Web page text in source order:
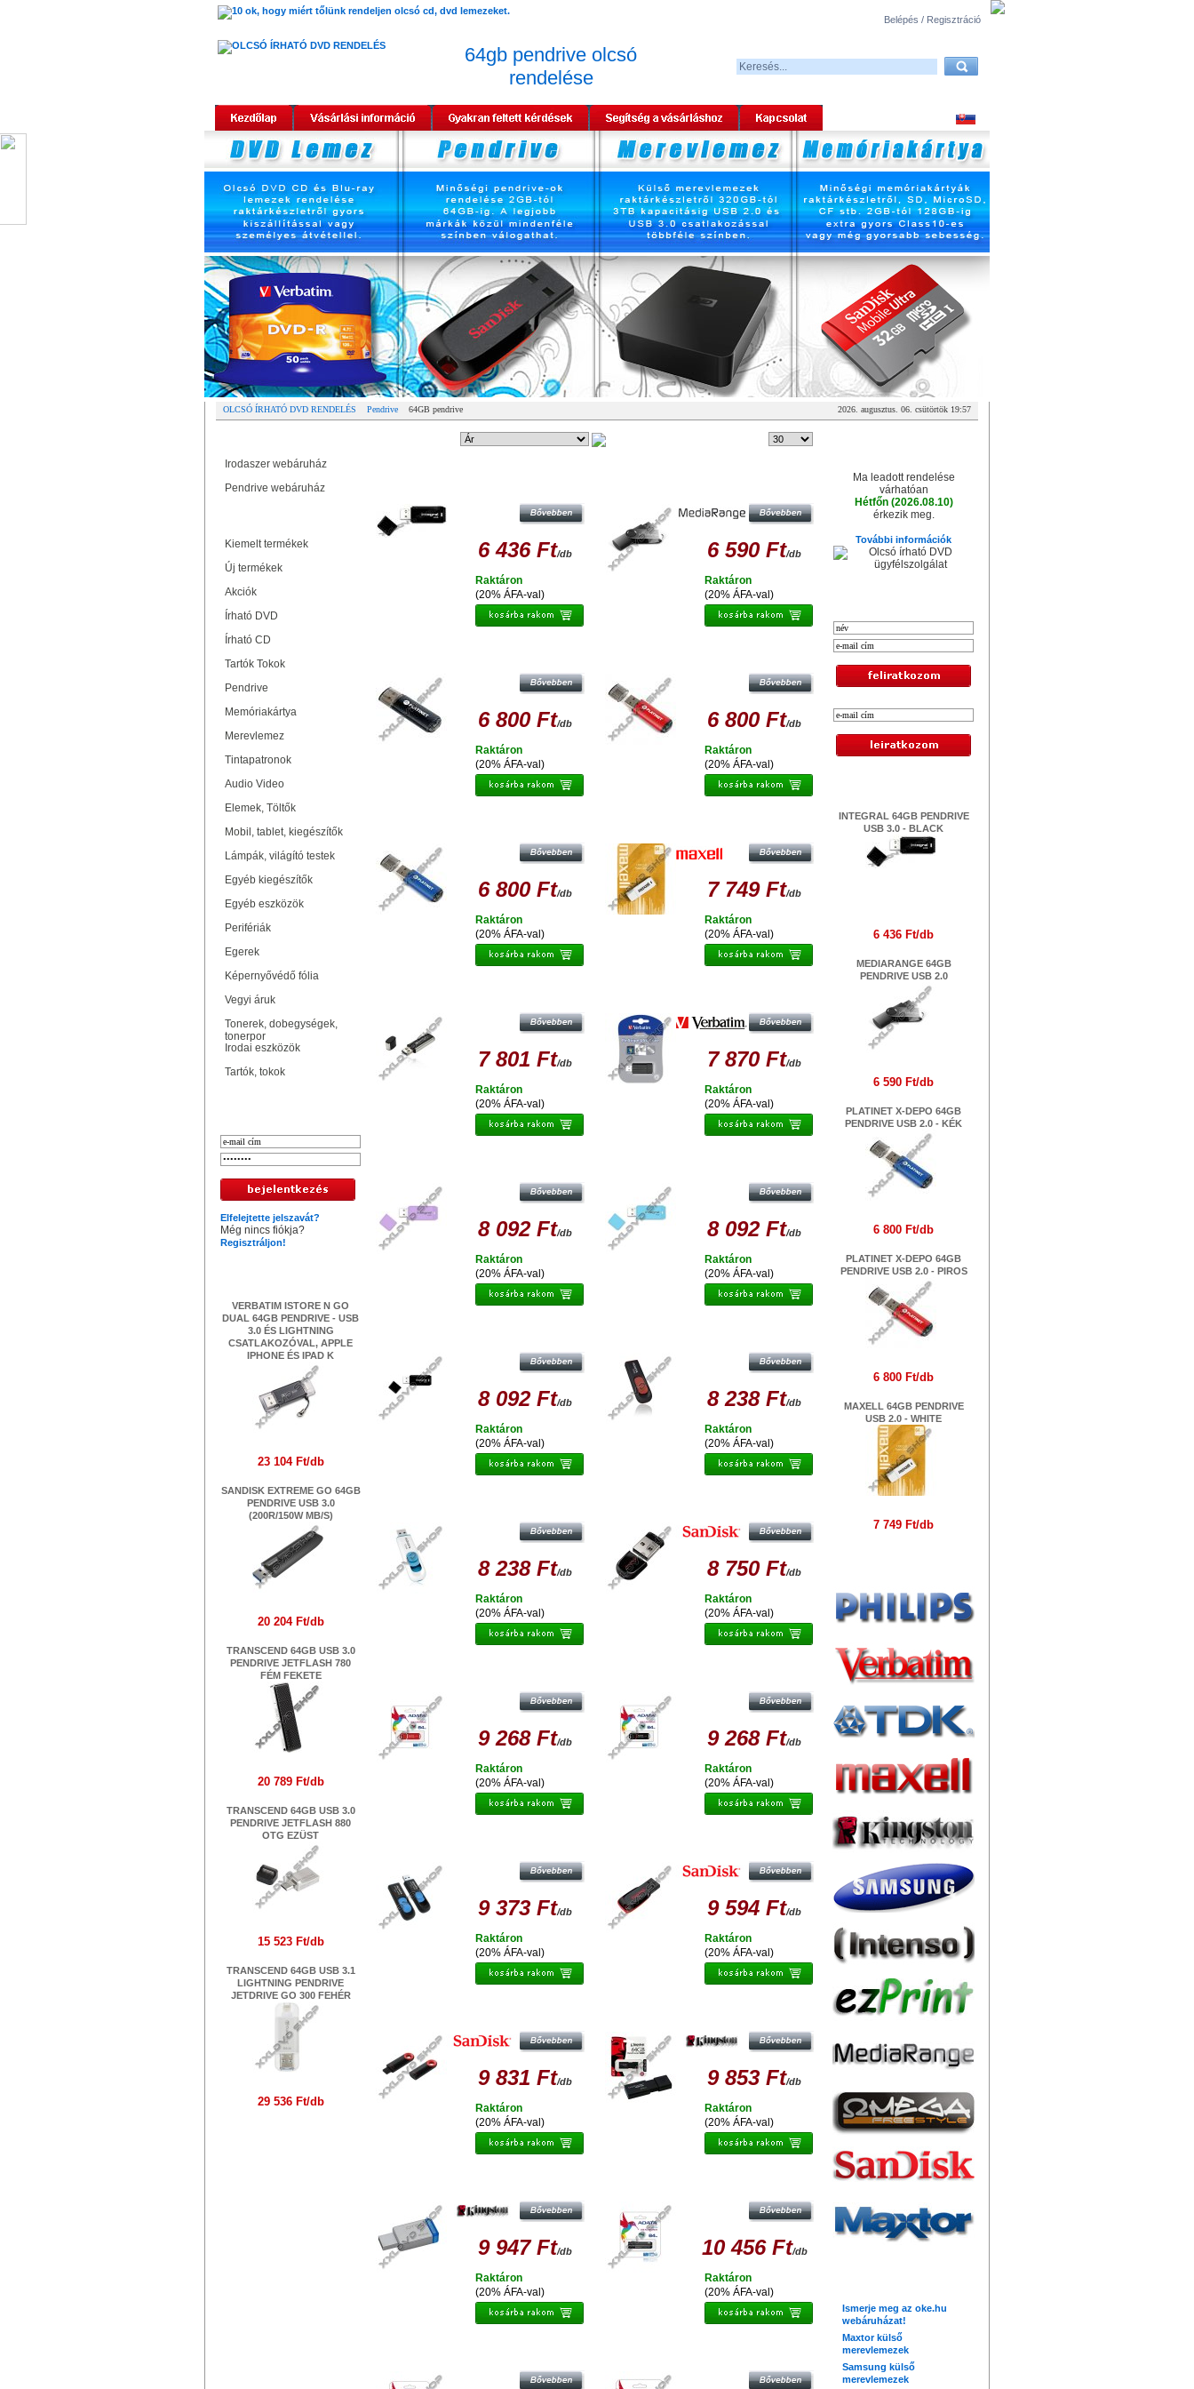
Belépés / Regisztráció
64gb pendrive olcsó
rendelése
OLCSÓ ÍRHATÓ DVD RENDELÉS Pendrive 64GB pendrive 2026. augusztus. 06. csütörtök 19:57
Irodaszer webáruház
Pendrive webáruház
Kiemelt termékek
Új termékek
Akciók
Írható DVD
Írható CD
Tartók Tokok
Pendrive
Memóriakártya
Merevlemez
Tintapatronok
Audio Video
Elemek, Töltők
Mobil, tablet, kiegészítők
Lámpák, világító testek
Egyéb kiegészítők
Egyéb eszközök
Perifériák
Egerek
Képernyővédő fólia
Vegyi áruk
Tonerek, dobegységek,
tonerpor
Irodai eszközök
Tartók, tokok
Elfelejtette jelszavát?
Még nincs fiókja?
Regisztráljon!
VERBATIM ISTORE N GO
DUAL 64GB PENDRIVE - USB
3.0 ÉS LIGHTNING
CSATLAKOZÓVAL, APPLE
IPHONE ÉS IPAD K
23 104 Ft/db
SANDISK EXTREME GO 64GB
PENDRIVE USB 3.0
(200R/150W MB/S)
20 204 Ft/db
TRANSCEND 64GB USB 3.0
PENDRIVE JETFLASH 780
FÉM FEKETE
20 789 Ft/db
TRANSCEND 64GB USB 3.0
PENDRIVE JETFLASH 880
OTG EZÜST
15 523 Ft/db
TRANSCEND 64GB USB 3.1
LIGHTNING PENDRIVE
JETDRIVE GO 300 FEHÉR
29 536 Ft/db
6 436 Ft/db
(20% ÁFA-val)
Raktáron
6 590 Ft/db
(20% ÁFA-val)
Raktáron
6 800 Ft/db
(20% ÁFA-val)
Raktáron
6 800 Ft/db
(20% ÁFA-val)
Raktáron
6 800 Ft/db
(20% ÁFA-val)
Raktáron
7 749 Ft/db
(20% ÁFA-val)
Raktáron
7 801 Ft/db
(20% ÁFA-val)
Raktáron
7 870 Ft/db
(20% ÁFA-val)
Raktáron
8 092 Ft/db
(20% ÁFA-val)
Raktáron
8 092 Ft/db
(20% ÁFA-val)
Raktáron
8 092 Ft/db
(20% ÁFA-val)
Raktáron
8 238 Ft/db
(20% ÁFA-val)
Raktáron
8 238 Ft/db
(20% ÁFA-val)
Raktáron
8 750 Ft/db
(20% ÁFA-val)
Raktáron
9 268 Ft/db
(20% ÁFA-val)
Raktáron
9 268 Ft/db
(20% ÁFA-val)
Raktáron
9 373 Ft/db
(20% ÁFA-val)
Raktáron
9 594 Ft/db
(20% ÁFA-val)
Raktáron
9 831 Ft/db
(20% ÁFA-val)
Raktáron
9 853 Ft/db
(20% ÁFA-val)
Raktáron
9 947 Ft/db
(20% ÁFA-val)
Raktáron
10 456 Ft/db
(20% ÁFA-val)
Raktáron
Ma leadott rendelése
várhatóan
Hétfőn (2026.08.10)
érkezik meg.
További információk
INTEGRAL 64GB PENDRIVE
USB 3.0 - BLACK
6 436 Ft/db
MEDIARANGE 64GB
PENDRIVE USB 2.0
6 590 Ft/db
PLATINET X-DEPO 64GB
PENDRIVE USB 2.0 - KÉK
6 800 Ft/db
PLATINET X-DEPO 64GB
PENDRIVE USB 2.0 - PIROS
6 800 Ft/db
MAXELL 64GB PENDRIVE
USB 2.0 - WHITE
7 749 Ft/db
Ismerje meg az oke.hu
webáruházat!
Maxtor külső
merevlemezek
Samsung külső
merevlemezek